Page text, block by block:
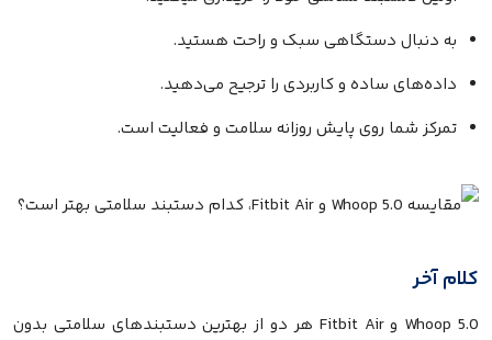
به دنبال دستگاهی سبک و راحت هستید.
داده‌های ساده و کاربردی را ترجیح می‌دهید.
تمرکز شما روی پایش روزانه سلامت و فعالیت است.
کلام آخر
Whoop 5.0 و Fitbit Air هر دو از بهترین دستبندهای سلامتی بدون